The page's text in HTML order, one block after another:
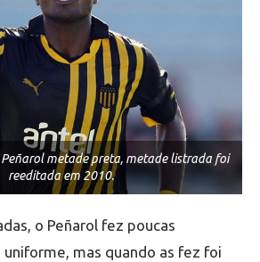
metade preta, metade listrada foi
reeditada em 2010.
o Peñarol fez poucas
uniforme, mas quando as fez foi